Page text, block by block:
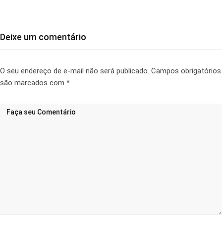
Deixe um comentário
O seu endereço de e-mail não será publicado. Campos obrigatórios
são marcados com *